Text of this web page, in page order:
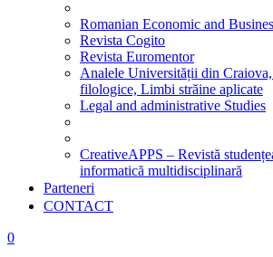
Romanian Economic and
Revista Cogito
Revista Euromentor
Analele Universității din
filologice, Limbi străine aplicate
Legal and administrative Studies
CreativeAPPS – Revistă
informatică multidisciplinară
Parteneri
CONTACT
0